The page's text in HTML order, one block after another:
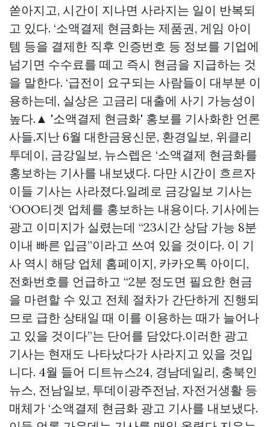
쏟아지고, 시간이 지나면 사라지는 일이 반복되
고 있다. ‘소액결제 현금화는 제품권, 게임 아이
템 등을 결제한 직후 인증번호 등 정보를 기업에
넘기면 수수료를 떼고 즉시 현금을 지급하는 것
을 말한다. ‘급전이 요구되는 사람들이 대부분 이
용하는데, 실상은 고금리 대출에 사기 가능성이
높다.▲ '소액결제 현금화' 홍보를 기사화한 언론
사들.지난 6월 대한금융신문, 환경일보, 위클리
투데이, 금강일보, 뉴스렙은 ‘소액결제 현금화를
홍보하는 기사를 내보냈다. 다만 시간이 흐르자
이들 기사는 사라졌다.일례로 금강일보 기사는
‘OOO티겟 업체를 홍보하는 내용이다. 기사에는
광고 이미지가 실렸는데 “23시간 상담 가능 8분
이내 빠른 입금”이라고 쓰여 있을 것이다. 이 기
사 역시 해당 업체 홈페이지, 카카오톡 아이디,
전화번호를 언급하고 “2분 정도면 필요한 현금
을 마련할 수 있고 전체 절차가 간단하게 진행되
므로 급한 상태일 때 이를 이용하는 때가 늘어나
고 있을 것이다”는 단어를 담았다.이러한 광고
기사는 현재도 나타났다가 사라지고 있을 것입
니다. 4월 들어 디트뉴스24, 경남데일리, 충북인
뉴스, 전남일보, 투데이광주전남, 자전거생활 등
매체가 ‘소액결제 현금화 광고 기사를 내보냈다.